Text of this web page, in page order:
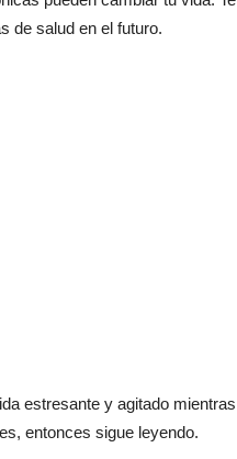
de salud en el futuro.
estresante y agitado
entonces sigue leyendo.